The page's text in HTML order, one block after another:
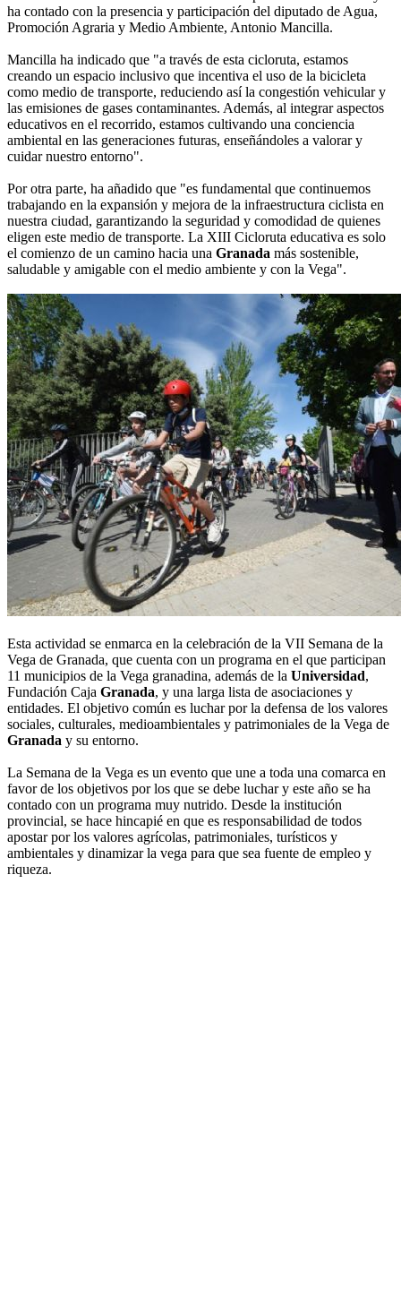
ha contado con la presencia y participación del diputado de Agua,
Promoción Agraria y Medio Ambiente, Antonio Mancilla.
Mancilla ha indicado que "a través de esta cicloruta, estamos
creando un espacio inclusivo que incentiva el uso de la bicicleta
como medio de transporte, reduciendo así la congestión vehicular y
las emisiones de gases contaminantes. Además, al integrar aspectos
educativos en el recorrido, estamos cultivando una conciencia
ambiental en las generaciones futuras, enseñándoles a valorar y
cuidar nuestro entorno".
Por otra parte, ha añadido que "es fundamental que continuemos
trabajando en la expansión y mejora de la infraestructura ciclista en
nuestra ciudad, garantizando la seguridad y comodidad de quienes
eligen este medio de transporte. La XIII Cicloruta educativa es solo
el comienzo de un camino hacia una Granada más sostenible,
saludable y amigable con el medio ambiente y con la Vega".
Esta actividad se enmarca en la celebración de la VII Semana de la
Vega de Granada, que cuenta con un programa en el que participan
11 municipios de la Vega granadina, además de la Universidad,
Fundación Caja Granada, y una larga lista de asociaciones y
entidades. El objetivo común es luchar por la defensa de los valores
sociales, culturales, medioambientales y patrimoniales de la Vega de
Granada y su entorno.
La Semana de la Vega es un evento que une a toda una comarca en
favor de los objetivos por los que se debe luchar y este año se ha
contado con un programa muy nutrido. Desde la institución
provincial, se hace hincapié en que es responsabilidad de todos
apostar por los valores agrícolas, patrimoniales, turísticos y
ambientales y dinamizar la vega para que sea fuente de empleo y
riqueza.